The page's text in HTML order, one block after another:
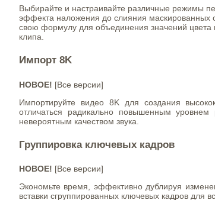
Выбирайте и настраивайте различные режимы
эффекта наложения до слияния маскированных
свою формулу для объединения значений
клипа. ​​
Импорт 8K
НОВОЕ! [Все версии]
Импортируйте видео 8K для создания
отличаться радикально повышенным
невероятным качеством звука.
Группировка ключевых кадров
НОВОЕ! [Все версии]
Экономьте время, эффективно дублируя
вставки сгруппированных ключевых кадров для